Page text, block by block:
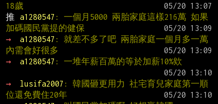
18歲
推
a1280547 : 一個月5000 兩胎家庭這樣216萬 如果
加碼國民黨提的健保
→
a1280547 : 就差不多了吧 兩胎家庭一個月多一萬
內需會好很多
→
a1280547 : 一堆年薪百萬的等於加薪10%欸
→
lusifa2007 : 韓國砸更用力 社宅育兒家庭第一順
位還免費住20年